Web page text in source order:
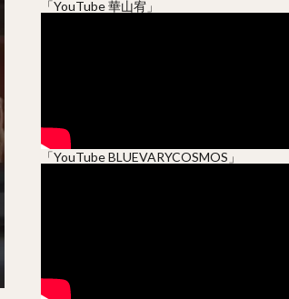
「YouTube 華山宥」
「YouTube BLUEVARYCOSMOS」